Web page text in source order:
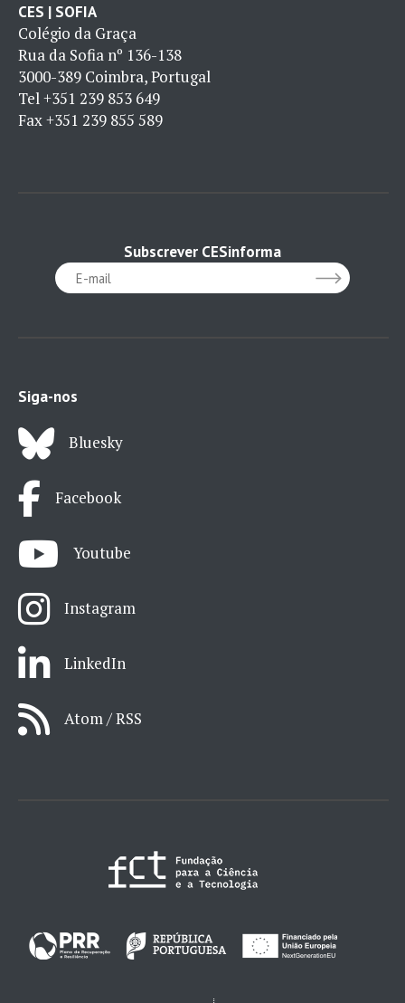
CES | SOFIA
Colégio da Graça
Rua da Sofia nº 136-138
3000-389 Coimbra, Portugal
Tel +351 239 853 649
Fax+351 239 855 589
Subscrever CESinforma
Siga-nos
Bluesky
Facebook
Youtube
Instagram
LinkedIn
Atom / RSS